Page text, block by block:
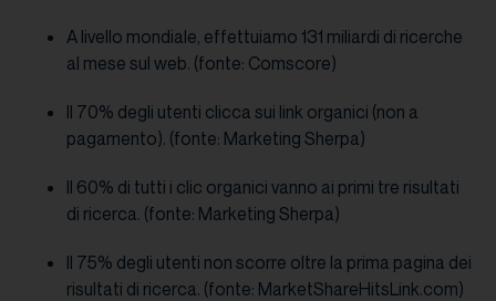
A livello mondiale, effettuiamo 131 miliardi di ricerche
al mese sul web. (fonte: Comscore)
Il 70% degli utenti clicca sui link organici (non a
pagamento). (fonte: Marketing Sherpa)
Il 60% di tutti i clic organici vanno ai primi tre risultati
di ricerca. (fonte: Marketing Sherpa)
Il 75% degli utenti non scorre oltre la prima pagina dei
risultati di ricerca. (fonte: MarketShareHitsLink.com)